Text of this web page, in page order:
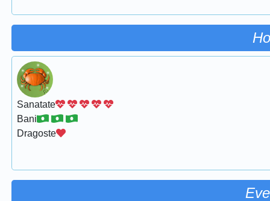
Sanatate
Bani
Dragoste